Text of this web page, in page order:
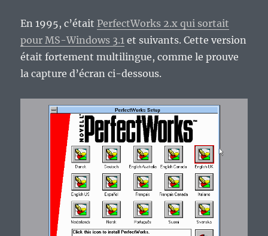
En 1995, c’était PerfectWorks 2.x qui sortait
pour MS-Windows 3.1 et suivants. Cette version
était fortement multilingue, comme le prouve
la capture d’écran ci-dessous.